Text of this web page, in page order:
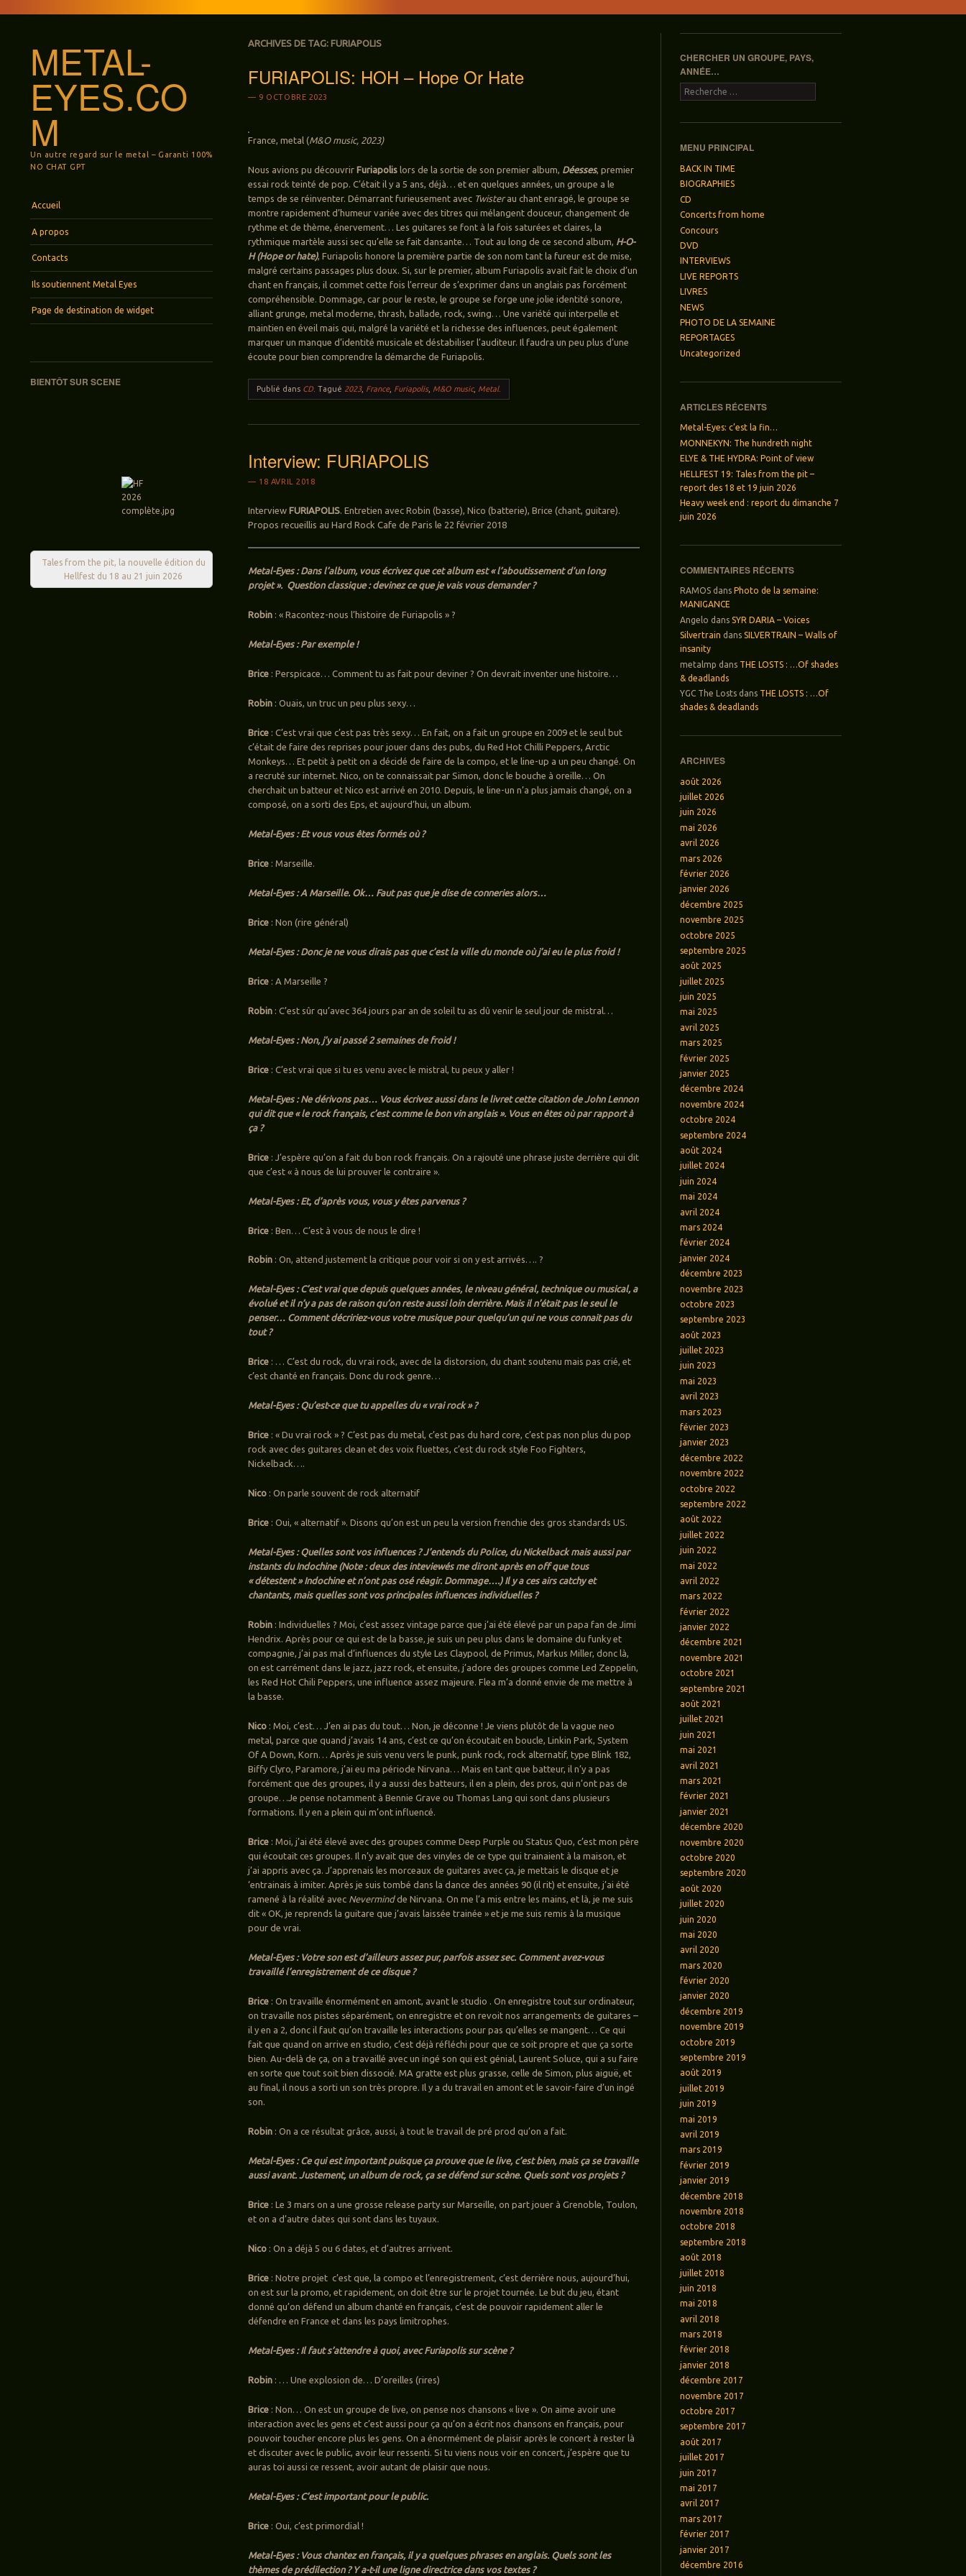
METAL-
EYES.CO
M
Un autre regard sur le metal – Garanti 100%
NO CHAT GPT
Aller au contenu principal
Accueil
A propos
Contacts
Ils soutiennent Metal Eyes
Page de destination de widget
BIENTÔT SUR SCENE
Tales from the pit, la nouvelle édition du
Hellfest du 18 au 21 juin 2026
ARCHIVES DE TAG: FURIAPOLIS
FURIAPOLIS: HOH – Hope Or Hate
9 OCTOBRE 2023
France, metal (M&O music, 2023)
Nous avions pu découvrir Furiapolis lors de la sortie de son premier album, Déesses, premier
essai rock teinté de pop. C’était il y a 5 ans, déjà… et en quelques années, un groupe a le
temps de se réinventer. Démarrant furieusement avec Twisterau chant enragé, le groupe se
montre rapidement d’humeur variée avec des titres qui mélangent douceur, changement de
rythme et de thème, énervement… Les guitares se font à la fois saturées et claires, la
rythmique martèle aussi sec qu’elle se fait dansante… Tout au long de ce second album, H-O-
H (Hope or hate), Furiapolis honore la première partie de son nom tant la fureur est de mise,
malgré certains passages plus doux. Si, sur le premier, album Furiapolis avait fait le choix d’un
chant en français, il commet cette fois l’erreur de s’exprimer dans un anglais pas forcément
compréhensible. Dommage, car pour le reste, le groupe se forge une jolie identité sonore,
alliant grunge, metal moderne, thrash, ballade, rock, swing… Une variété qui interpelle et
maintien en éveil mais qui, malgré la variété et la richesse des influences, peut également
marquer un manque d’identité musicale et déstabiliser l’auditeur. Il faudra un peu plus d’une
écoute pour bien comprendre la démarche de Furiapolis.
Publié dans CD.Tagué 2023, France, Furiapolis, M&O music, Metal.
Interview: FURIAPOLIS
18 AVRIL 2018
InterviewFURIAPOLIS. Entretien avec Robin (basse), Nico (batterie), Brice (chant, guitare).
Propos recueillis au Hard Rock Cafe de Paris le 22 février 2018
Metal-Eyes : Dans l’album, vous écrivez que cet album est « l’aboutissement d’un long
projet ». Question classique : devinez ce que je vais vous demander ?
Robin : « Racontez-nous l’histoire de Furiapolis » ?
Metal-Eyes : Par exemple !
Brice : Perspicace… Comment tu as fait pour deviner ? On devrait inventer une histoire…
Robin : Ouais, un truc un peu plus sexy…
Brice : C’est vrai que c’est pas très sexy… En fait, on a fait un groupe en 2009 et le seul but
c’était de faire des reprises pour jouer dans des pubs, du Red Hot Chilli Peppers, Arctic
Monkeys… Et petit à petit on a décidé de faire de la compo, et le line-up a un peu changé. On
a recruté sur internet. Nico, on te connaissait par Simon, donc le bouche à oreille… On
cherchait un batteur et Nico est arrivé en 2010. Depuis, le line-un n’a plus jamais changé, on a
composé, on a sorti des Eps, et aujourd’hui, un album.
Metal-Eyes : Et vous vous êtes formés où ?
Brice : Marseille.
Metal-Eyes : A Marseille. Ok… Faut pas que je dise de conneries alors…
Brice : Non (rire général)
Metal-Eyes : Donc je ne vous dirais pas que c’est la ville du monde où j’ai eu le plus froid !
Brice : A Marseille ?
Robin : C’est sûr qu’avec 364 jours par an de soleil tu as dû venir le seul jour de mistral…
Metal-Eyes : Non, j’y ai passé 2 semaines de froid !
Brice : C’est vrai que si tu es venu avec le mistral, tu peux y aller !
Metal-Eyes : Ne dérivons pas… Vous écrivez aussi dans le livret cette citation de John Lennon
qui dit que « le rock français, c’est comme le bon vin anglais ». Vous en êtes où par rapport à
ça ?
Brice : J’espère qu’on a fait du bon rock français. On a rajouté une phrase juste derrière qui dit
que c’est « à nous de lui prouver le contraire ».
Metal-Eyes : Et, d’après vous, vous y êtes parvenus ?
Brice : Ben… C’est à vous de nous le dire !
Robin : On, attend justement la critique pour voir si on y est arrivés…. ?
Metal-Eyes : C’est vrai que depuis quelques années, le niveau général, technique ou musical, a
évolué et il n’y a pas de raison qu’on reste aussi loin derrière. Mais il n’était pas le seul le
penser… Comment décririez-vous votre musique pour quelqu’un qui ne vous connait pas du
tout ?
Brice : … C’est du rock, du vrai rock, avec de la distorsion, du chant soutenu mais pas crié, et
c’est chanté en français. Donc du rock genre…
Metal-Eyes : Qu’est-ce que tu appelles du « vrai rock » ?
Brice : « Du vrai rock » ? C’est pas du metal, c’est pas du hard core, c’est pas non plus du pop
rock avec des guitares clean et des voix fluettes, c’est du rock style Foo Fighters,
Nickelback….
Nico : On parle souvent de rock alternatif
Brice : Oui, « alternatif ». Disons qu’on est un peu la version frenchie des gros standards US.
Metal-Eyes : Quelles sont vos influences ? J’entends du Police, du Nickelback mais aussi par
instants du Indochine (Note : deux des inteviewés me diront après en off que tous
« détestent » Indochine et n’ont pas osé réagir. Dommage….) Il y a ces airs catchy et
chantants, mais quelles sont vos principales influences individuelles ?
Robin : Individuelles ? Moi, c’est assez vintage parce que j’ai été élevé par un papa fan de Jimi
Hendrix. Après pour ce qui est de la basse, je suis un peu plus dans le domaine du funky et
compagnie, j’ai pas mal d’influences du style Les Claypool, de Primus, Markus Miller, donc là,
on est carrément dans le jazz, jazz rock, et ensuite, j’adore des groupes comme Led Zeppelin,
les Red Hot Chili Peppers, une influence assez majeure. Flea m’a donné envie de me mettre à
la basse.
Nico : Moi, c’est… J’en ai pas du tout… Non, je déconne ! Je viens plutôt de la vague neo
metal, parce que quand j’avais 14 ans, c’est ce qu’on écoutait en boucle, Linkin Park, System
Of A Down, Korn… Après je suis venu vers le punk, punk rock, rock alternatif, type Blink 182,
Biffy Clyro, Paramore, j’ai eu ma période Nirvana… Mais en tant que batteur, il n’y a pas
forcément que des groupes, il y a aussi des batteurs, il en a plein, des pros, qui n’ont pas de
groupe…Je pense notamment à Bennie Grave ou Thomas Lang qui sont dans plusieurs
formations. Il y en a plein qui m’ont influencé.
Brice : Moi, j’ai été élevé avec des groupes comme Deep Purple ou Status Quo, c’est mon père
qui écoutait ces groupes. Il n’y avait que des vinyles de ce type qui trainaient à la maison, et
j’ai appris avec ça. J’apprenais les morceaux de guitares avec ça, je mettais le disque et je
‘entrainais à imiter. Après je suis tombé dans la dance des années 90 (il rit) et ensuite, j’ai été
ramené à la réalité avec Nevermindde Nirvana. On me l’a mis entre les mains, et là, je me suis
dit « OK, je reprends la guitare que j’avais laissée trainée » et je me suis remis à la musique
pour de vrai.
Metal-Eyes : Votre son est d’ailleurs assez pur, parfois assez sec. Comment avez-vous
travaillé l’enregistrement de ce disque ?
Brice : On travaille énormément en amont, avant le studio . On enregistre tout sur ordinateur,
on travaille nos pistes séparément, on enregistre et on revoit nos arrangements de guitares –
il y en a 2, donc il faut qu’on travaille les interactions pour pas qu’elles se mangent… Ce qui
fait que quand on arrive en studio, c’est déjà réfléchi pour que ce soit propre et que ça sorte
bien. Au-delà de ça, on a travaillé avec un ingé son qui est génial, Laurent Soluce, qui a su faire
en sorte que tout soit bien dissocié. MA gratte est plus grasse, celle de Simon, plus aiguë, et
au final, il nous a sorti un son très propre. Il y a du travail en amont et le savoir-faire d’un ingé
son.
Robin : On a ce résultat grâce, aussi, à tout le travail de pré prod qu’on a fait.
Metal-Eyes : Ce qui est important puisque ça prouve que le live, c’est bien, mais ça se travaille
aussi avant. Justement, un album de rock, ça se défend sur scène. Quels sont vos projets ?
Brice : Le 3 mars on a une grosse release party sur Marseille, on part jouer à Grenoble, Toulon,
et on a d’autre dates qui sont dans les tuyaux.
Nico : On a déjà 5 ou 6 dates, et d’autres arrivent.
Brice : Notre projet c’est que, la compo et l’enregistrement, c’est derrière nous, aujourd’hui,
on est sur la promo, et rapidement, on doit être sur le projet tournée. Le but du jeu, étant
donné qu’on défend un album chanté en français, c’est de pouvoir rapidement aller le
défendre en France et dans les pays limitrophes.
Metal-Eyes : Il faut s’attendre à quoi, avec Furiapolis sur scène ?
Robin : … Une explosion de… D’oreilles (rires)
Brice : Non… On est un groupe de live, on pense nos chansons « live ». On aime avoir une
interaction avec les gens et c’est aussi pour ça qu’on a écrit nos chansons en français, pour
pouvoir toucher encore plus les gens. On a énormément de plaisir après le concert à rester là
et discuter avec le public, avoir leur ressenti. Si tu viens nous voir en concert, j’espère que tu
auras toi aussi ce ressent, avoir autant de plaisir que nous.
Metal-Eyes : C’est important pour le public.
Brice : Oui, c’est primordial !
Metal-Eyes : Vous chantez en français, il y a quelques phrases en anglais. Quels sont les
thèmes de prédilection ? Y a-t-il une ligne directrice dans vos textes ?
CHERCHER UN GROUPE, PAYS,
ANNÉE…
Recherche
MENU PRINCIPAL
BACK IN TIME
BIOGRAPHIES
CD
Concerts from home
Concours
DVD
INTERVIEWS
LIVE REPORTS
LIVRES
NEWS
PHOTO DE LA SEMAINE
REPORTAGES
Uncategorized
ARTICLES RÉCENTS
Metal-Eyes: c’est la fin…
MONNEKYN: The hundreth night
ELYE & THE HYDRA: Point of view
HELLFEST 19: Tales from the pit –
report des 18 et 19 juin 2026
Heavy week end : report du dimanche 7
juin 2026
COMMENTAIRES RÉCENTS
RAMOS dans Photo de la semaine:
MANIGANCE
Angelo dansSYR DARIA – Voices
Silvertrain dansSILVERTRAIN – Walls of
insanity
metalmp dans THE LOSTS : …Of shades
& deadlands
YGC The Losts dans THE LOSTS : …Of
shades & deadlands
ARCHIVES
août 2026
juillet 2026
juin 2026
mai 2026
avril 2026
mars 2026
février 2026
janvier 2026
décembre 2025
novembre 2025
octobre 2025
septembre 2025
août 2025
juillet 2025
juin 2025
mai 2025
avril 2025
mars 2025
février 2025
janvier 2025
décembre 2024
novembre 2024
octobre 2024
septembre 2024
août 2024
juillet 2024
juin 2024
mai 2024
avril 2024
mars 2024
février 2024
janvier 2024
décembre 2023
novembre 2023
octobre 2023
septembre 2023
août 2023
juillet 2023
juin 2023
mai 2023
avril 2023
mars 2023
février 2023
janvier 2023
décembre 2022
novembre 2022
octobre 2022
septembre 2022
août 2022
juillet 2022
juin 2022
mai 2022
avril 2022
mars 2022
février 2022
janvier 2022
décembre 2021
novembre 2021
octobre 2021
septembre 2021
août 2021
juillet 2021
juin 2021
mai 2021
avril 2021
mars 2021
février 2021
janvier 2021
décembre 2020
novembre 2020
octobre 2020
septembre 2020
août 2020
juillet 2020
juin 2020
mai 2020
avril 2020
mars 2020
février 2020
janvier 2020
décembre 2019
novembre 2019
octobre 2019
septembre 2019
août 2019
juillet 2019
juin 2019
mai 2019
avril 2019
mars 2019
février 2019
janvier 2019
décembre 2018
novembre 2018
octobre 2018
septembre 2018
août 2018
juillet 2018
juin 2018
mai 2018
avril 2018
mars 2018
février 2018
janvier 2018
décembre 2017
novembre 2017
octobre 2017
septembre 2017
août 2017
juillet 2017
juin 2017
mai 2017
avril 2017
mars 2017
février 2017
janvier 2017
décembre 2016